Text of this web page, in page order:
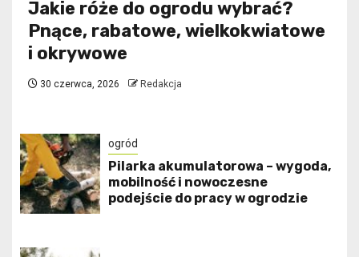
Jakie róże do ogrodu wybrać?
Pnące, rabatowe, wielkokwiatowe
i okrywowe
30 czerwca, 2026 Redakcja
ogród
Pilarka akumulatorowa – wygoda,
mobilność i nowoczesne
podejście do pracy w ogrodzie